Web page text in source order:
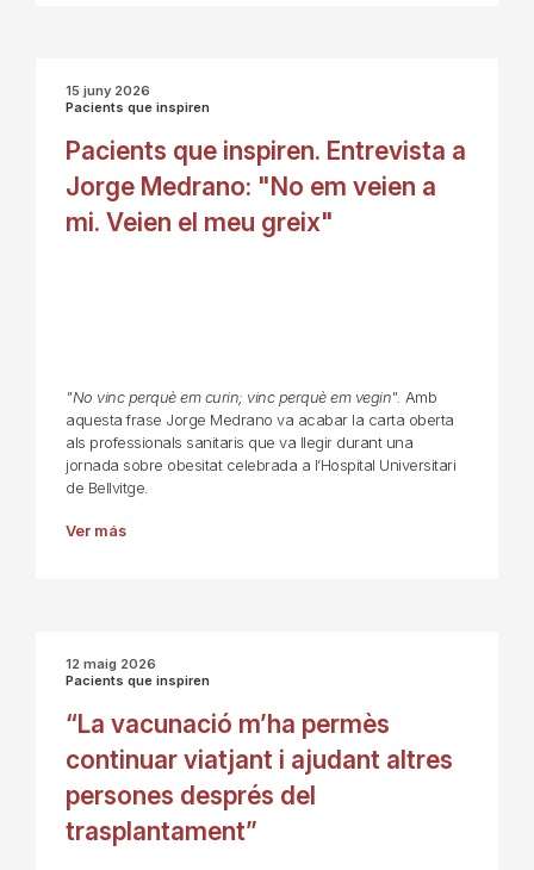
15 juny 2026
Pacients que inspiren
Pacients que inspiren. Entrevista a
Jorge Medrano: "No em veien a
mi. Veien el meu greix"
"No vinc perquè em curin; vinc perquè em vegin". Amb
aquesta frase Jorge Medrano va acabar la carta oberta
als professionals sanitaris que va llegir durant una
jornada sobre obesitat celebrada a l’Hospital Universitari
de Bellvitge.
Ver más
12 maig 2026
Pacients que inspiren
“La vacunació m’ha permès
continuar viatjant i ajudant altres
persones després del
trasplantament”